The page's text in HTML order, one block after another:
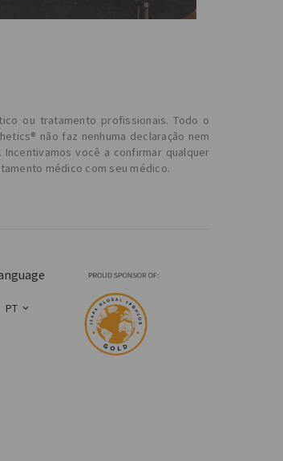
ou tratamento profissionais. Todo o
não faz nenhuma declaração nem
você a confirmar qualquer
médico com seu médico.
PT